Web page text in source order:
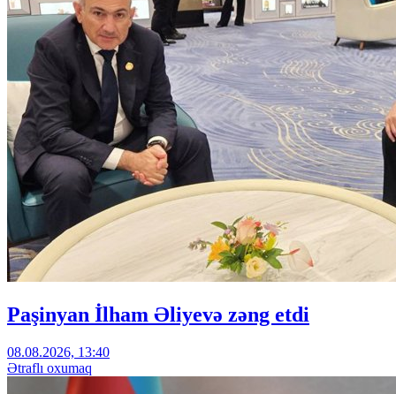
Paşinyan İlham Əliyevə zəng etdi
08.08.2026, 13:40
Ətraflı oxumaq